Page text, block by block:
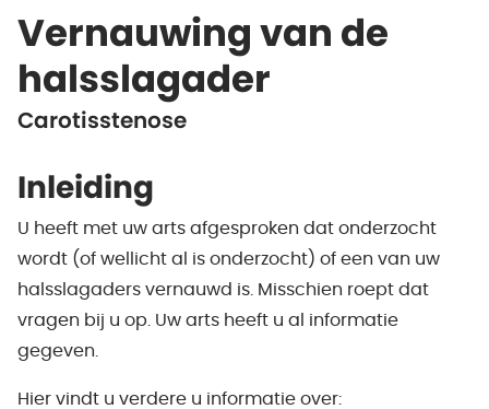
Vernauwing van de
halsslagader
Carotisstenose
Inleiding
U heeft met uw arts afgesproken dat onderzocht
wordt (of wellicht al is onderzocht) of een van uw
halsslagaders vernauwd is. Misschien roept dat
vragen bij u op. Uw arts heeft u al informatie
gegeven.
Hier vindt u verdere u informatie over: